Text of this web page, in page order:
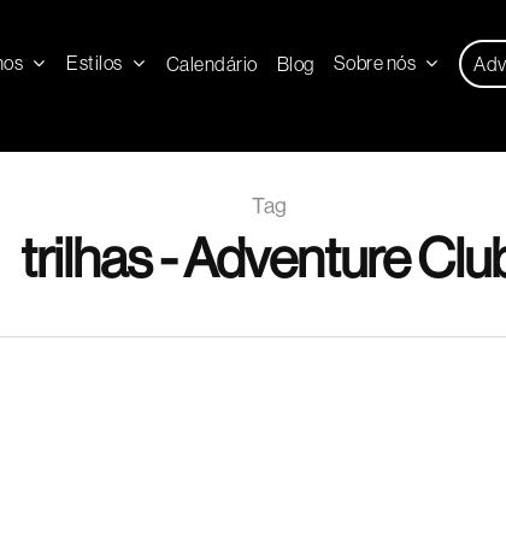
Estilos Calendário Blog Sobre nós
Tag
trilhas - Adventure